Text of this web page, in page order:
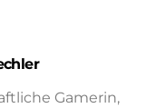
Gamerin,